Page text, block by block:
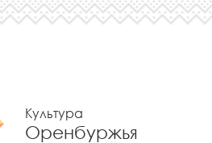
Культура
Оренбуржья